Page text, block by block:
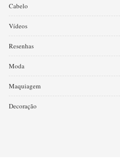
Cabelo
Vídeos
Resenhas
Moda
Maquiagem
Decoração